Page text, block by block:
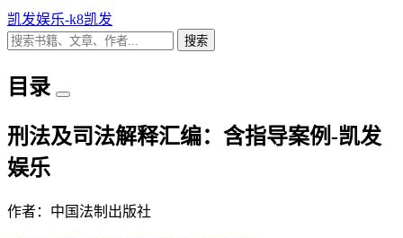
凯发娱乐-k8凯发
搜索
目录
刑法及司法解释汇编：含指导案例-凯发
娱乐
作者：中国法制出版社